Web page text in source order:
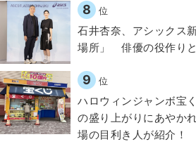
8 位
石井杏奈、アシックス
場所」 俳優の役作り
9 位
ハロウィンジャンボ宝
の盛り上がりにあやか
場の目利き人が紹介！